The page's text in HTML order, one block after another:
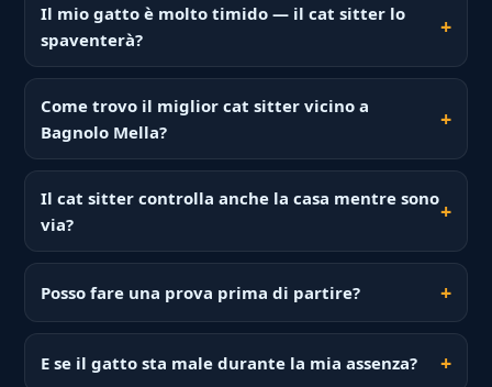
Il mio gatto è molto timido — il cat sitter lo
spaventerà?
Come trovo il miglior cat sitter vicino a
Bagnolo Mella?
Il cat sitter controlla anche la casa mentre sono
via?
Posso fare una prova prima di partire?
E se il gatto sta male durante la mia assenza?